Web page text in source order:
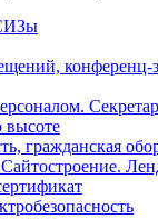
конференц-
высоте
гражданская